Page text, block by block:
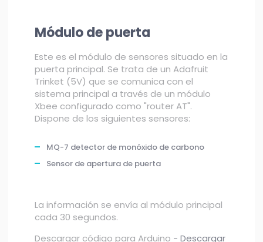
Módulo de puerta
Este es el módulo de sensores situado en la
puerta principal. Se trata de un Adafruit
Trinket (5V) que se comunica con el
sistema principal a través de un módulo
Xbee configurado como "router AT".
Dispone de los siguientes sensores:
MQ-7 detector de monóxido de carbono
Sensor de apertura de puerta
La información se envía al módulo principal
cada 30 segundos.
Descargar código para Arduino - Descargar